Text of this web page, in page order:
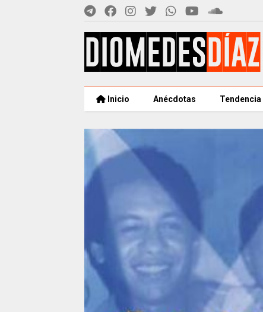
Inicio Anécdotas Tendencia